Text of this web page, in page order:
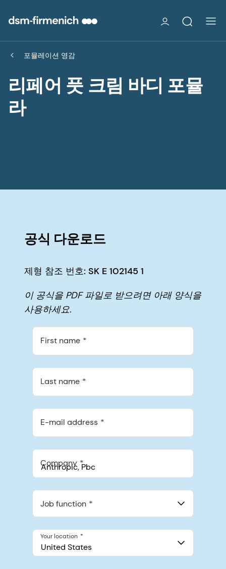
포뮬레이션 영감
리페어 풋 크림 바디 포뮬
라
공식 다운로드
제형 참조 번호: SK E 102145 1
이 공식을 PDF 파일로 받으려면 아래 양식을
사용하세요.
First name
Last name
E-mail address
Company
548 Market St Pmb 90375, San Francisco, California, US
Job function
United States
Your location